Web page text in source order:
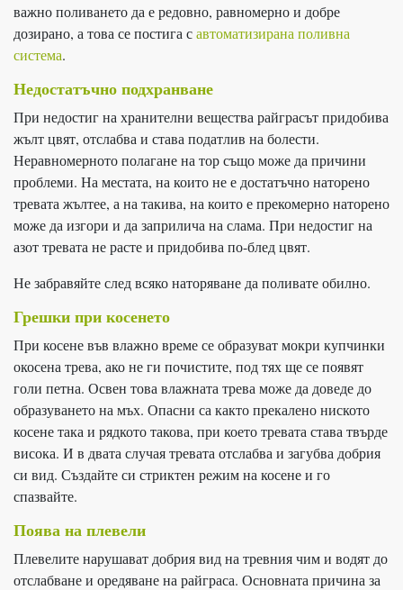
важно поливането да е редовно, равномерно и добре
дозирано, а това се постига савтоматизирана поливна
система.
Недостатъчно подхранване
При недостиг на хранителни вещества райграсът придобива
жълт цвят, отслабва и става податлив на болести.
Неравномерното полагане на тор също може да причини
проблеми. На местата, на които не е достатъчно наторено
тревата жълтее, а на такива, на които е прекомерно наторено
може да изгори и да заприлича на слама. При недостиг на
азот тревата не расте и придобива по-блед цвят.
Не забравяйте след всяко наторяване да поливате обилно.
Грешки при косенето
При косене във влажно време се образуват мокри купчинки
окосена трева, ако не ги почистите, под тях ще се появят
голи петна. Освен това влажната трева може да доведе до
образуването на мъх. Опасни са както прекалено ниското
косене така и рядкото такова, при което тревата става твърде
висока. И в двата случая тревата отслабва и загубва добрия
си вид. Създайте си стриктен режим на косене и го
спазвайте.
Поява на плевели
Плевелите нарушават добрия вид на тревния чим и водят до
отслабване и оредяване на райграса. Основната причина за